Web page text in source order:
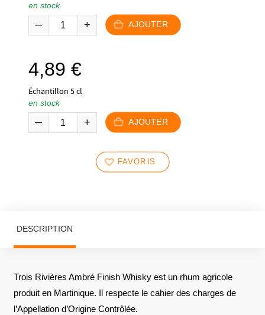
en stock
AJOUTER
4,89 €
Échantillon 5 cl
en stock
AJOUTER
FAVORIS
DESCRIPTION
Trois Rivières Ambré Finish Whisky est un rhum agricole
produit en Martinique. Il respecte le cahier des charges de
l’Appellation d’Origine Contrôlée.